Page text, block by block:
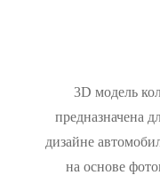
3D модель
предназначена
дизайне
на основе